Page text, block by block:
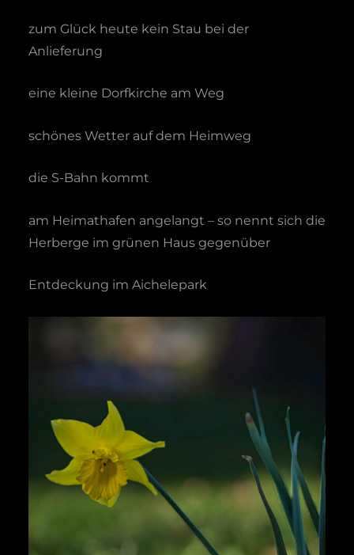
zum Glück heute kein Stau bei der
Anlieferung
eine kleine Dorfkirche am Weg
schönes Wetter auf dem Heimweg
die S-Bahn kommt
am Heimathafen angelangt – so nennt sich die
Herberge im grünen Haus gegenüber
Entdeckung im Aichelepark